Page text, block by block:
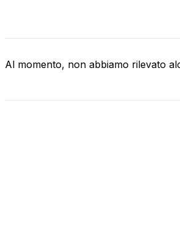
Al momento, non abbiamo rilevato